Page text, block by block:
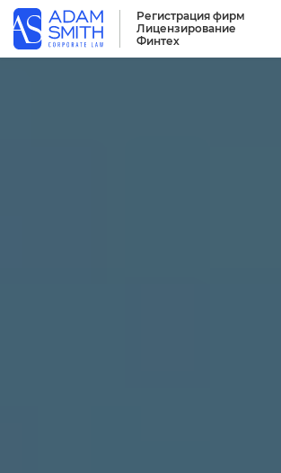
Регистрация фирм
Лицензирование
Финтех